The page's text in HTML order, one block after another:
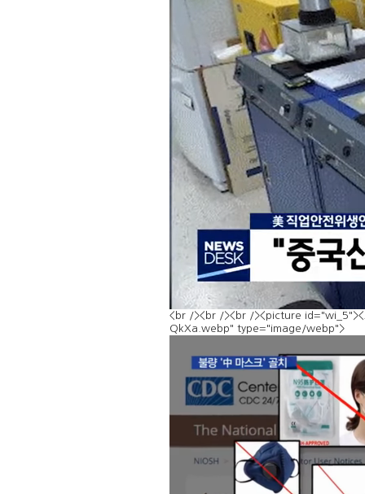
<br /><br /><br /><picture
QkXa.webp" type="image/webp">